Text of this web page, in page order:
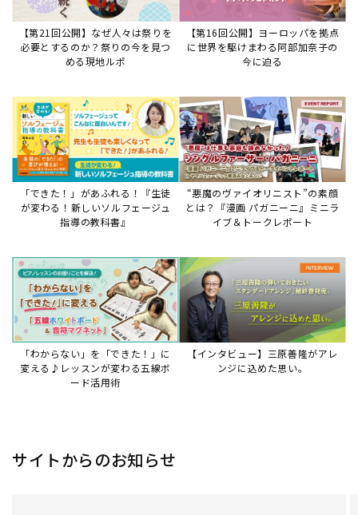
【第21回公開】なぜ人々は祭りを
必要とするのか？祭りの今を見つ
める現地ルポ
【第16回公開】ヨーロッパを拠点
に世界を駆けまわる阿部加奈子の
今に迫る
「できた！」があふれる！『生徒
が変わる！新しいソルフェージュ
指導の教科書』
“悪魔のヴァイオリニスト”の素顔
とは？『漫画 パガニーニ』ミニラ
イブ＆トークレポート
「わからない」を「できた！」に
変える♪レッスンが変わる五線ボ
ード活用術
【インタビュー】三原善隆がアレ
ンジに込めた思い。
サイトからのお知らせ